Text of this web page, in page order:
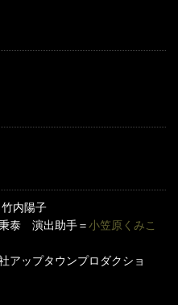
竹内陽子
泰 演出助手＝小笠原くみこ
ップタウンプロダクショ